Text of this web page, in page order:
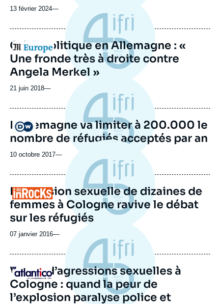
13 février 2024—
Logo
Crise politique en Allemagne : «
Une fronde très à droite contre
Angela Merkel »
21 juin 2018—
Logo
L'Allemagne va limiter à 200.000 le
nombre de réfugiés acceptés par an
10 octobre 2017—
Logo
L’agression sexuelle de dizaines de
femmes à Cologne ravive le débat
sur les réfugiés
07 janvier 2016—
Logo
Vague d’agressions sexuelles à
Cologne : quand la peur de
l’explosion paralyse police et